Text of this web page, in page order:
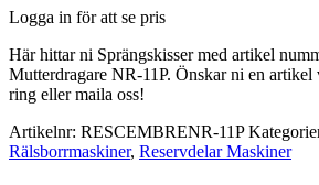
Logga in för att se pris
Här hittar ni Sprängskisser med artikel
Mutterdragare NR-11P. Önskar ni en artikel
ring eller maila oss!
Artikelnr: RESCEMBRENR-11P
Rälsborrmaskiner, Reservdelar Maskiner